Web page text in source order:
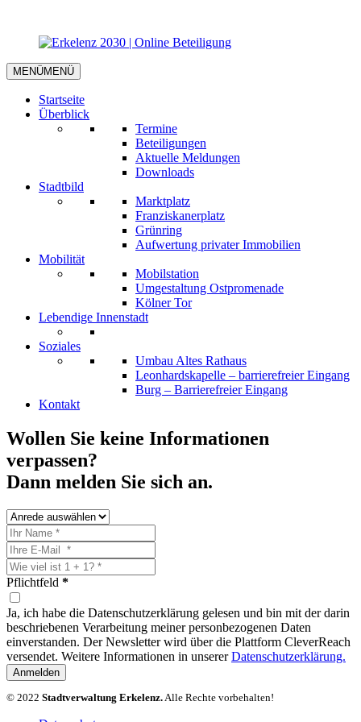
MENÜMENÜ
Startseite
Überblick
Termine
Beteiligungen
Aktuelle Meldungen
Downloads
Stadtbild
Marktplatz
Franziskanerplatz
Grünring
Aufwertung privater Immobilien
Mobilität
Mobilstation
Umgestaltung Ostpromenade
Kölner Tor
Lebendige Innenstadt
Soziales
Umbau Altes Rathaus
Leonhardskapelle – barrierefreier Eingang
Burg – Barrierefreier Eingang
Kontakt
Wollen Sie keine Informationen
verpassen?
Dann melden Sie sich an.
Pflichtfeld *
Ja, ich habe die Datenschutzerklärung gelesen und bin mit der darin
beschriebenen Verarbeitung meiner personbezogenen Daten
einverstanden. Der Newsletter wird über die Plattform CleverReach
versendet. Weitere Informationen in unsererDatenschutzerklärung.
Anmelden
© 2022 Stadtverwaltung Erkelenz.Alle Rechte vorbehalten!